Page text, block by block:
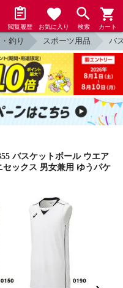
閲覧履歴 お気に入り 検索 カート
釣り スポーツ用品 バ
バスケットボール ウエア
ックス 男女兼用 ゆうパケ